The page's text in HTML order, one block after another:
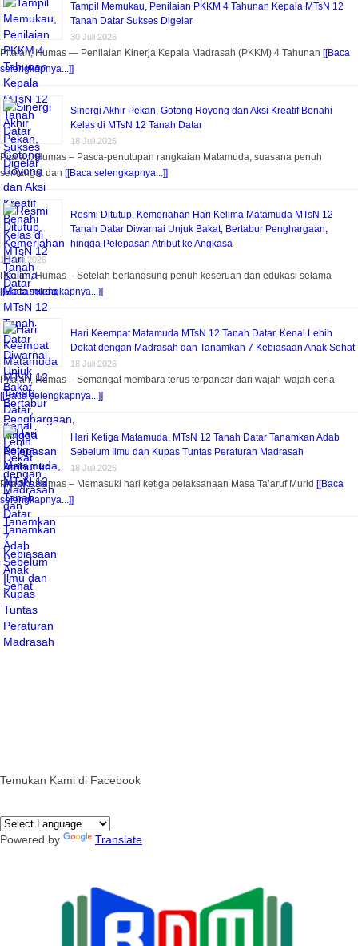
Tampil Memukau, Penilaian PKKM 4 Tahunan Kepala MTsN 12
Tanah Datar Sukses Digelar
30 Juli 2026
Pitalah, Humas — Penilaian Kinerja Kepala Madrasah (PKKM) 4 Tahunan [[Baca
selengkapnya...]]
Sinergi Akhir Pekan, Gotong Royong dan Aksi Kreatif Benahi
Kelas di MTsN 12 Tanah Datar
18 Juli 2026
Pitalah, Humas – Pasca-penutupan rangkaian Matamuda, suasana penuh
semangat dan [[Baca selengkapnya...]]
Resmi Ditutup, Kemeriahan Hari Kelima Matamuda MTsN 12
Tanah Datar Diwarnai Unjuk Bakat, Bertabur Penghargaan,
hingga Pelepasan Atribut ke Angkasa
18 Juli 2026
Pitalah, Humas – Setelah berlangsung penuh keseruan dan edukasi selama
[[Baca selengkapnya...]]
Hari Keempat Matamuda MTsN 12 Tanah Datar, Kenal Lebih
Dekat dengan Madrasah dan Tanamkan 7 Kebiasaan Anak Sehat
18 Juli 2026
Pitalah, Humas – Semangat membara terus terpancar dari wajah-wajah ceria
[[Baca selengkapnya...]]
Hari Ketiga Matamuda, MTsN 12 Tanah Datar Tanamkan Adab
Sebelum Ilmu dan Kupas Tuntas Peraturan Madrasah
18 Juli 2026
Pitalah, Humas – Memasuki hari ketiga pelaksanaan Masa Ta’aruf Murid [[Baca
selengkapnya...]]
Temukan Kami di Facebook
Powered by Translate